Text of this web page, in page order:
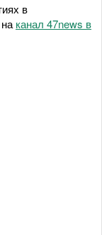
в
канал 47news в